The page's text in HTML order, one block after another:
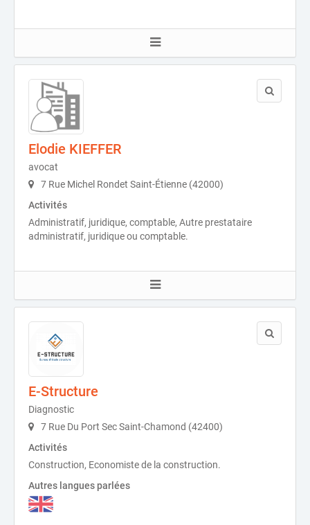
Elodie KIEFFER
avocat
7 Rue Michel Rondet Saint-Étienne (42000)
Activités
Administratif, juridique, comptable, Autre prestataire
administratif, juridique ou comptable.
E-Structure
Diagnostic
7 Rue Du Port Sec Saint-Chamond (42400)
Activités
Construction, Economiste de la construction.
Autres langues parlées